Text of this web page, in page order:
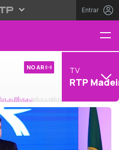
Entrar
NO AR TV
RTP